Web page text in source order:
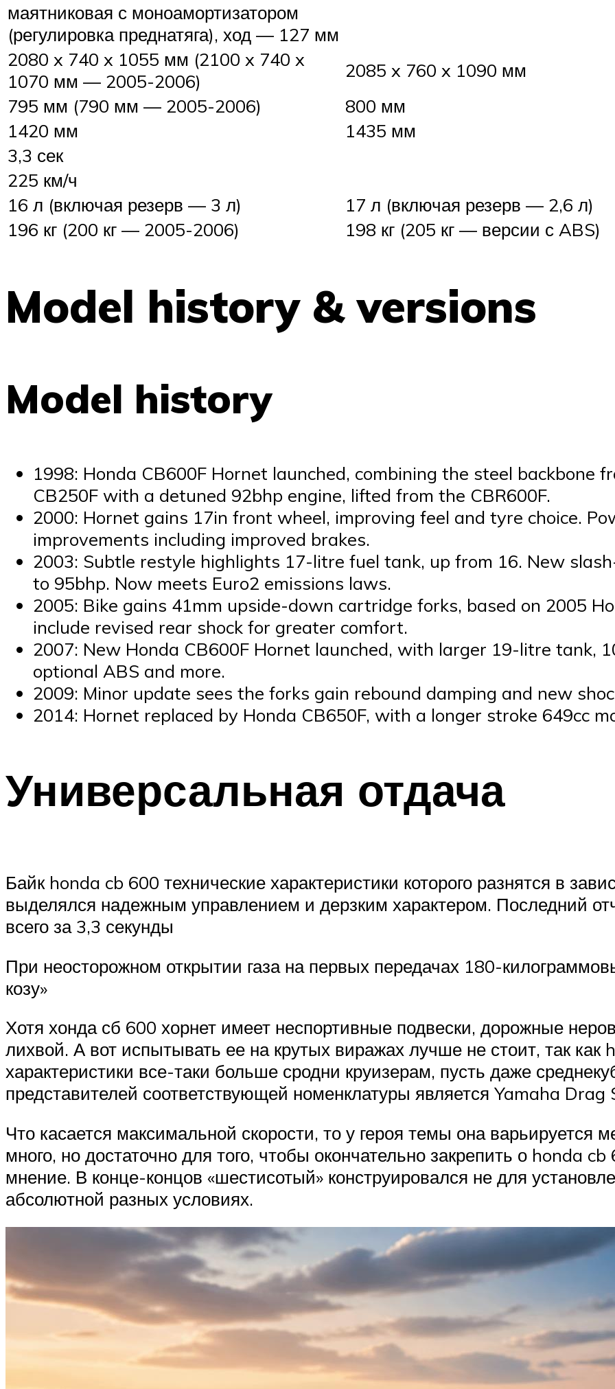
маятниковая с моноамортизатором
(регулировка преднатяга), ход — 127 мм
2080 x 740 x 1055 мм (2100 x 740 x
1070 мм — 2005-2006)
2085 x 760 x 1090 мм
795 мм (790 мм — 2005-2006)
800 мм
1420 мм
1435 мм
3,3 сек
225 км/ч
16 л (включая резерв — 3 л)
17 л (включая резерв — 2,6 л)
196 кг (200 кг — 2005-2006)
198 кг (205 кг — версии с ABS)
Model history & versions
Model history
1998: Honda CB600F Hornet launched, combining the steel backbone
CB250F with a detuned 92bhp engine, lifted from the CBR600F.
2000: Hornet gains 17in front wheel, improving feel and tyre choice.
improvements including improved brakes.
2003: Subtle restyle highlights 17-litre fuel tank, up from 16. New
to 95bhp. Now meets Euro2 emissions laws.
2005: Bike gains 41mm upside-down cartridge forks, based on 2005
include revised rear shock for greater comfort.
2007: New Honda CB600F Hornet launched, with larger 19-litre tank,
optional ABS and more.
2009: Minor update sees the forks gain rebound damping and new
2014: Hornet replaced by Honda CB650F, with a longer stroke 649cc
Универсальная отдача
Байк honda cb 600 технические характеристики которого разнятся в
выделялся надежным управлением и дерзким характером. Последний
всего за 3,3 секунды
При неосторожном открытии газа на первых передачах 180-
козу»
Хотя хонда сб 600 хорнет имеет неспортивные подвески, дорожные
лихвой. А вот испытывать ее на крутых виражах лучше не стоит, так
характеристики все-таки больше сродни круизерам, пусть даже
представителей соответствующей номенклатуры является Yamaha
Что касается максимальной скорости, то у героя темы она
много, но достаточно для того, чтобы окончательно закрепить о honda
мнение. В конце-концов «шестисотый» конструировался не для
абсолютной разных условиях.